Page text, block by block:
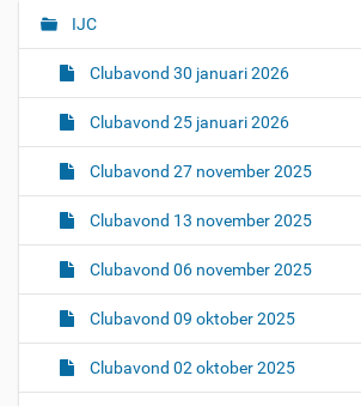
N
g
i
IJC
Clubavond 30 januari 2026
Clubavond 25 januari 2026
Clubavond 27 november 2025
Clubavond 13 november 2025
Clubavond 06 november 2025
Clubavond 09 oktober 2025
Clubavond 02 oktober 2025